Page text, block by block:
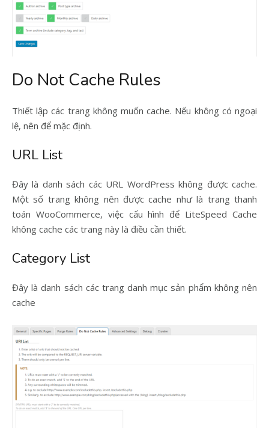
Do Not Cache Rules
Thiết lập các trang không muốn cache. Nếu không có ngoại
lệ, nên để mặc định.
URL List
Đây là danh sách các URL WordPress không được cache.
Một số trang không nên được cache như là trang thanh
toán WooCommerce, việc cấu hình để LiteSpeed Cache
không cache các trang này là điều cần thiết.
Category List
Đây là danh sách các trang danh mục sản phẩm không nên
cache